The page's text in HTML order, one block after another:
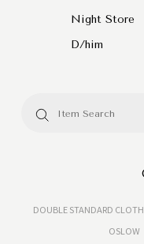
Night Store
D/him
DOUBLE STANDARD
OSLOW